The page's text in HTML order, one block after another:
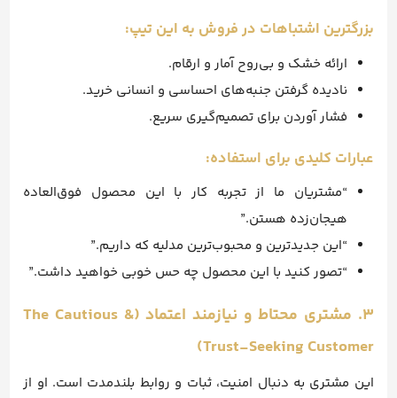
بزرگترین اشتباهات در فروش به این تیپ:
ارائه خشک و بی‌روح آمار و ارقام.
نادیده گرفتن جنبه‌های احساسی و انسانی خرید.
فشار آوردن برای تصمیم‌گیری سریع.
عبارات کلیدی برای استفاده:
“مشتریان ما از تجربه کار با این محصول فوق‌العاده
هیجان‌زده هستن.”
“این جدیدترین و محبوب‌ترین مدلیه که داریم.”
“تصور کنید با این محصول چه حس خوبی خواهید داشت.”
۳. مشتری محتاط و نیازمند اعتماد (The Cautious &
Trust-Seeking Customer)
این مشتری به دنبال امنیت، ثبات و روابط بلندمدت است. او از